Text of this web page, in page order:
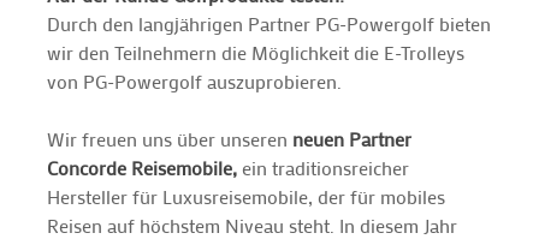
Durch den langjährigen Partner PG-Powergolf bieten
wir den Teilnehmern die Möglichkeit die E-Trolleys
von PG-Powergolf auszuprobieren.
Wir freuen uns über unseren neuen Partner
Concorde Reisemobile, ein traditionsreicher
Hersteller für Luxusreisemobile, der für mobiles
Reisen auf höchstem Niveau steht. In diesem Jahr